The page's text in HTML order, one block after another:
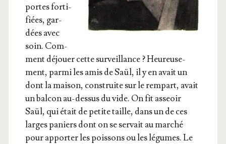
portes for­ti­
fiées, gar­
dées avec
soin. Com­
ment déjouer cette sur­veillance ? Heu­reu­se­
ment, par­mi les amis de Saül, il y en avait un
dont la mai­son, construite sur le rem­part, avait
un bal­con au-des­sus du vide. On fit asseoir
Saül, qui était de petite taille, dans un de ces
larges paniers dont on se ser­vait au mar­ché
pour appor­ter les pois­sons ou les légumes. Le